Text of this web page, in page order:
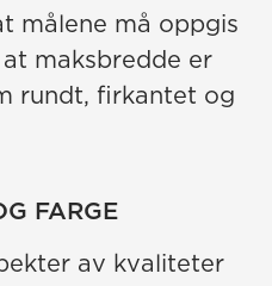
målene må oppgis
maksbredde er
rundt, firkantet og
FARGE
av kvaliteter